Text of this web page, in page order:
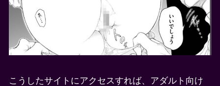
こうしたサイトにアクセスすれば、アダルト向け